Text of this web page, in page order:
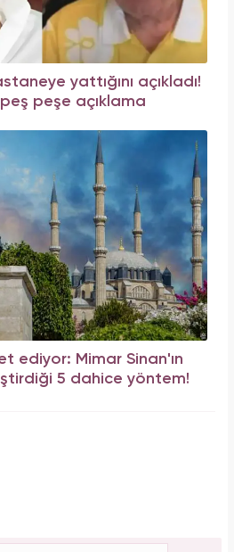
yattığını açıkladı!
peşe açıklama
ediyor: Mimar Sinan'ın
5 dahice yöntem!